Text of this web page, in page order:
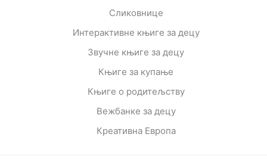
Сликовнице
Интерактивне књиге за децу
Звучне књиге за децу
Књиге за купање
Књиге о родитељству
Вежбанке за децу
Креативна Европа